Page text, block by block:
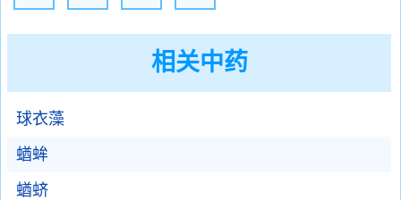
相关中药
球衣藻
蝤蛑
蝤蛴